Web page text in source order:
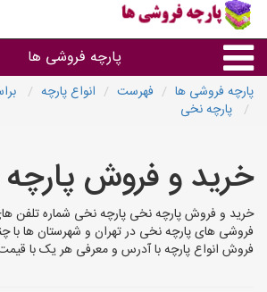
پارچه فروشی ها
پارچه براساس رنگ طرح و
پارچه فروشی های هر
پارچه فروشی ها فهرست انواع پارچه
پارچه نخی
خرید و فروش
خرید و فروش پارچه نخی پارچه نخی شماره تلفن
فروشی های پارچه نخی در تهران و شهرستان ها با
فروش انواع پارچه با آدرس و معرفی هر یک با